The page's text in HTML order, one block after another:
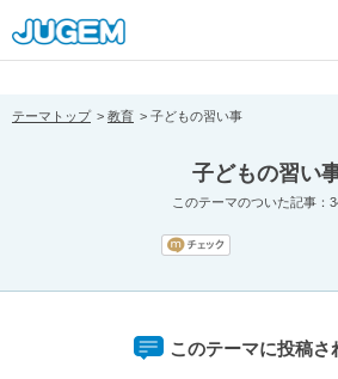
[pear_error: message="Success" code=0
prefix="" info=""]
テーマトップ 教育 子どもの習い事
子どもの習い
このテーマのついた記事：
このテーマに投稿さ